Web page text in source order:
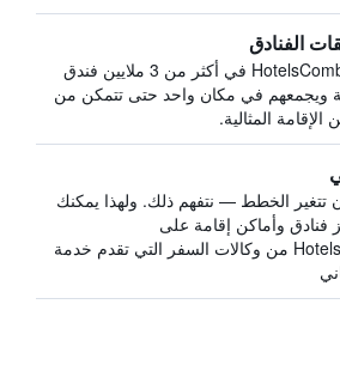
الفنادق
يبحث HotelsCombined في أكثر من 3 ملايين فندق
ويجمعهم في مكان واحد حتى تتمكن من
الإقامة المثالية.
تتغير الخطط — نتفهم ذلك. ولهذا يمكنك
فنادق وأماكن إقامة على
HotelsCombined من وكالات السفر التي تقدم خدمة